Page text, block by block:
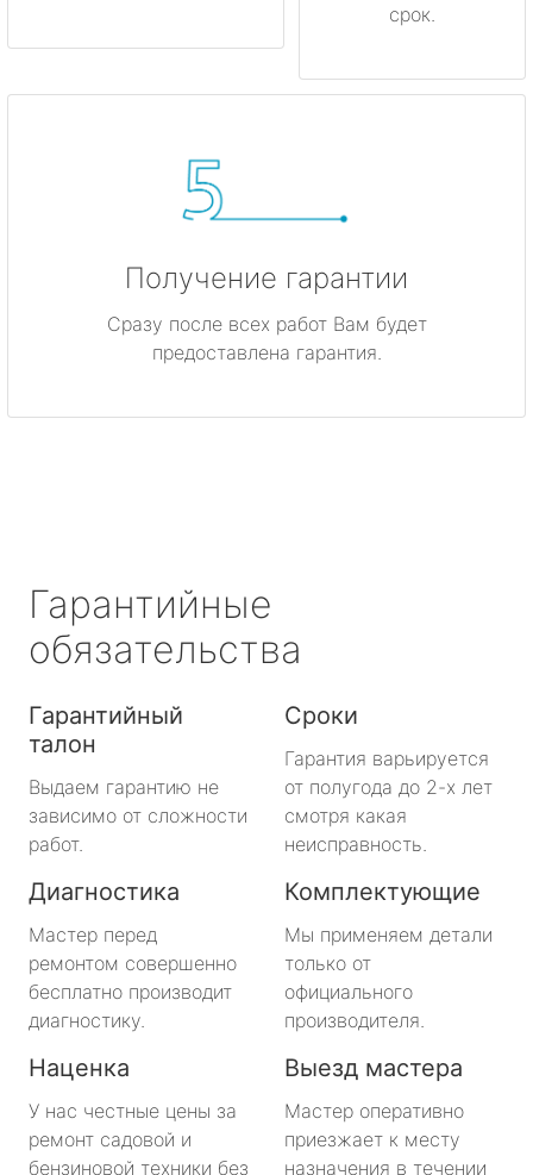
срок.
Получение гарантии
Сразу после всех работ Вам будет
предоставлена гарантия.
Гарантийные
обязательства
Гарантийный
талон
Выдаем гарантию не
зависимо от сложности
работ.
Сроки
Гарантия варьируется
от полугода до 2-х лет
смотря какая
неисправность.
Диагностика
Мастер перед
ремонтом совершенно
бесплатно производит
диагностику.
Комплектующие
Мы применяем детали
только от
официального
производителя.
Наценка
У нас честные цены за
ремонт садовой и
бензиновой техники без
Выезд мастера
Мастер оперативно
приезжает к месту
назначения в течении